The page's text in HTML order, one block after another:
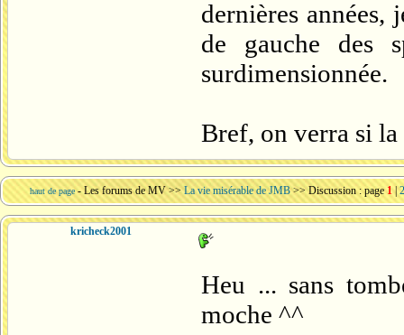
dernières années,
de gauche des
surdimensionnée.
Bref, on verra si
haut de page -Les forums de MV>>La vie misérable de JMB>> Discussion : page 1 |
kricheck2001
Heu ... sans
moche ^^